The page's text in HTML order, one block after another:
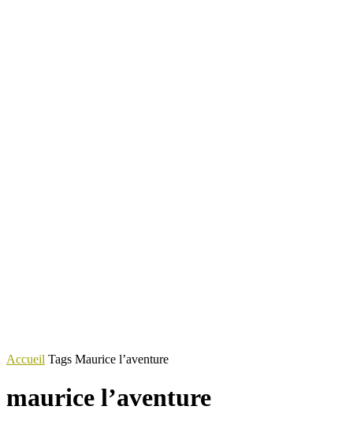
Accueil Tags Maurice l’aventure
maurice l’aventure